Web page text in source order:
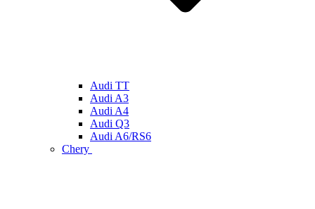
Audi TT
Audi A3
Audi A4
Audi Q3
Audi A6/RS6
Chery